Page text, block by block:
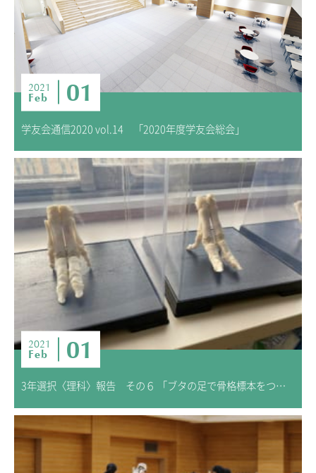
2021
Feb 01
学友会通信2020 vol.14 「2020年度学友会総会」
2021
Feb 01
3年選択〈理科〉報告 その６ 「ブタの足で骨格標本をつくろう」